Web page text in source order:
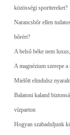
közösségi sporttereket?
Narancsbőr ellen
bőrért?
A belső béke nem
A magnézium szerepe a
Mielőtt elindulsz
Balatoni kaland
vízparton
Hogyan szabaduljunk